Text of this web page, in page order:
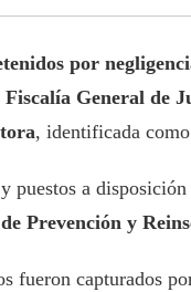
por
Fiscalía General de
, identificada como
puestos a
Prevención y
fueron capturados